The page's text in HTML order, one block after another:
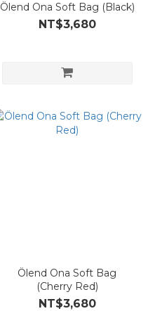
Ölend Ona Soft Bag (Black)
NT$3,680
Ölend Ona Soft Bag
(Cherry Red)
NT$3,680